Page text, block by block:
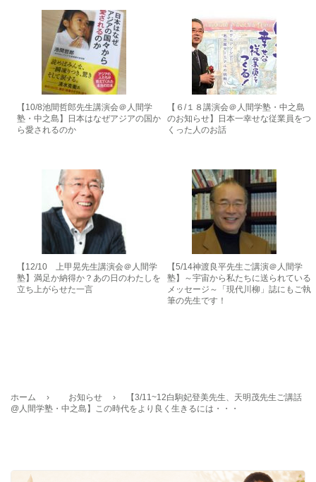
【10/8池間哲郎先生講演会＠人間学
塾・中之島】日本はなぜアジアの国か
ら愛されるのか
【６/１８講演会＠人間学塾・中之島
のお知らせ】日本一幸せな従業員をつ
くった人のお話
【12/10 上甲晃先生講演会＠人間学
塾】満足か納得か？あの日のわたしを
立ち上がらせた一言
【5/14神渡良平先生ご講演＠人間学
塾】～宇宙から私たちに送られている
メッセージ～「現代川柳」誌にもご執
筆の先生です！
ホーム › お知らせ ›
【3/11~12白駒妃登美先生、天明茂先生ご講話
@人間学塾・中之島】この時代をより良く生きるには・・・